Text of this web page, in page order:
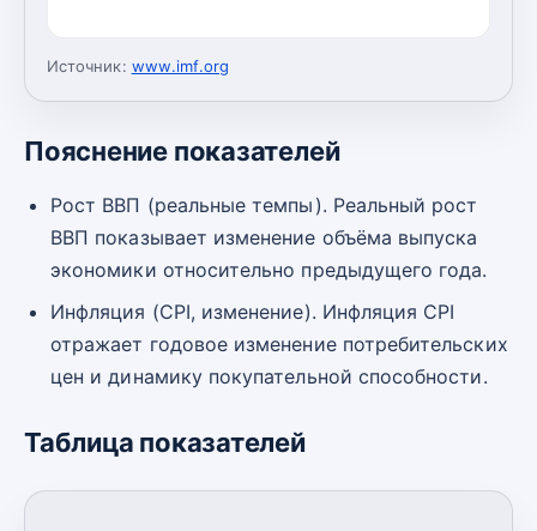
Источник: www.imf.org
Пояснение показателей
Рост ВВП (реальные темпы). Реальный рост
ВВП показывает изменение объёма выпуска
экономики относительно предыдущего года.
Инфляция (CPI, изменение). Инфляция CPI
отражает годовое изменение потребительских
цен и динамику покупательной способности.
Таблица показателей